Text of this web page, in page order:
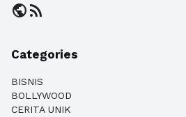
publicrss_feed
Categories
BISNIS
BOLLYWOOD
CERITA UNIK